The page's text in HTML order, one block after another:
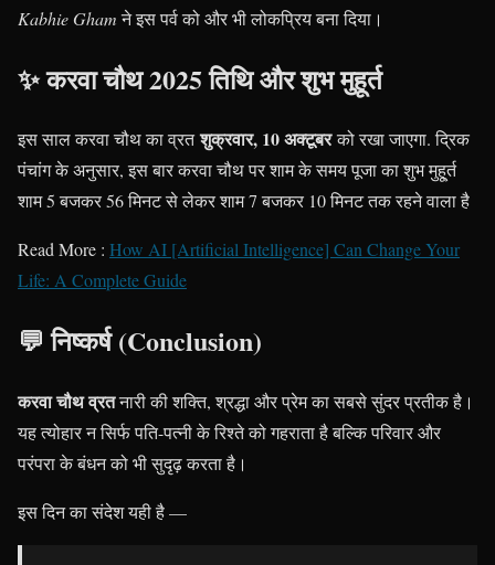
Kabhie Ghamने इस पर्व को और भी लोकप्रिय बना दिया।
✨ करवा चौथ 2025 तिथि और शुभ मुहूर्त
इस साल करवा चौथ का व्रतशुक्रवार, 10 अक्टूबरको रखा जाएगा. द्रिक
पंचांग के अनुसार, इस बार करवा चौथ पर शाम के समय पूजा का शुभ मुहू्र्त
शाम 5 बजकर 56 मिनट से लेकर शाम 7 बजकर 10 मिनट तक रहने वाला है
Read More : How AI [Artificial Intelligence] Can Change Your
Life: A Complete Guide
💬 निष्कर्ष (Conclusion)
करवा चौथ व्रतनारी की शक्ति, श्रद्धा और प्रेम का सबसे सुंदर प्रतीक है।
यह त्योहार न सिर्फ पति-पत्नी के रिश्ते को गहराता है बल्कि परिवार और
परंपरा के बंधन को भी सुदृढ़ करता है।
इस दिन का संदेश यही है —